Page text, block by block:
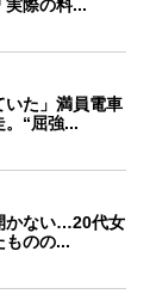
実際の料...
いた」満員電車
。“屈強...
かない…20代女
ものの...